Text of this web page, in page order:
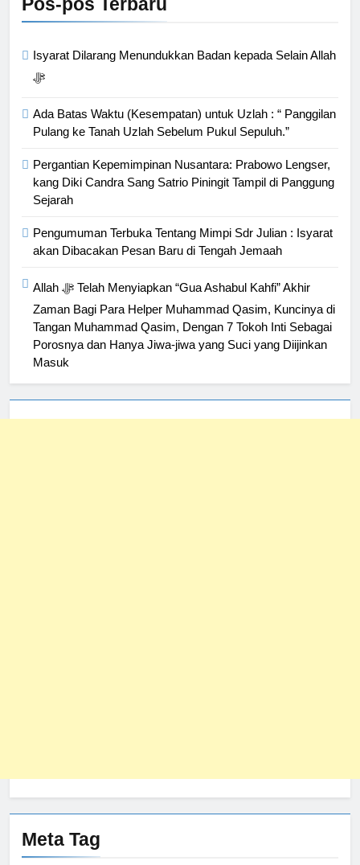
Isyarat Dilarang Menundukkan Badan kepada Selain Allah
ﷻ
Ada Batas Waktu (Kesempatan) untuk Uzlah : “ Panggilan
Pulang ke Tanah Uzlah Sebelum Pukul Sepuluh.”
Pergantian Kepemimpinan Nusantara: Prabowo Lengser,
kang Diki Candra Sang Satrio Piningit Tampil di Panggung
Sejarah
Pengumuman Terbuka Tentang Mimpi Sdr Julian : Isyarat
akan Dibacakan Pesan Baru di Tengah Jemaah
Allah ﷻ Telah Menyiapkan “Gua Ashabul Kahfi” Akhir
Zaman Bagi Para Helper Muhammad Qasim, Kuncinya di
Tangan Muhammad Qasim, Dengan 7 Tokoh Inti Sebagai
Porosnya dan Hanya Jiwa-jiwa yang Suci yang Diijinkan
Masuk
Meta Tag